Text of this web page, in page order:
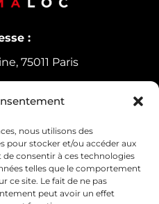
nous utilisons des
pour stocker et/ou accéder aux
consentir à ces technologies
telles que le comportement
ce site. Le fait de ne pas
peut avoir un effet
:
75011 Paris
9h30-12h30 /
14h-18h
13h30